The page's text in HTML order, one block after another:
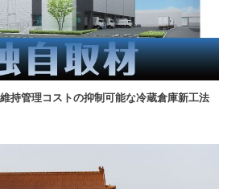
持管理コストの抑制可能な冷蔵倉庫新工法